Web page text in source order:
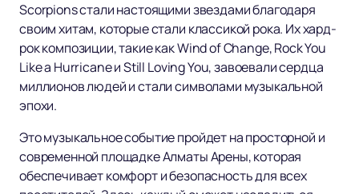
Scorpions стали настоящими звездами благодаря
своим хитам, которые стали классикой рока. Их хард-
рок композиции, такие как Wind of Change, Rock You
Like a Hurricane и Still Loving You, завоевали сердца
миллионов людей и стали символами музыкальной
эпохи.
Это музыкальное событие пройдет на просторной и
современной площадке Алматы Арены, которая
обеспечивает комфорт и безопасность для всех